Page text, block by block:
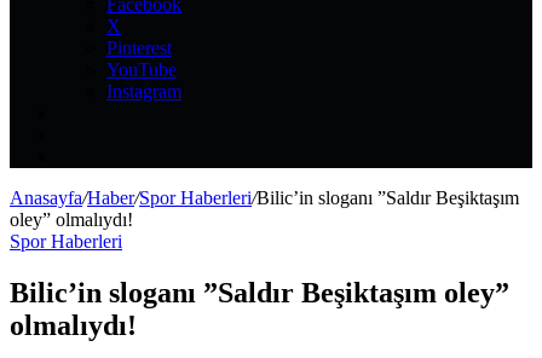
Facebook
X
Pinterest
YouTube
Instagram
Anasayfa/Haber/Spor Haberleri/Bilic’in sloganı ”Saldır Beşiktaşım
oley” olmalıydı!
Spor Haberleri
Bilic’in sloganı ”Saldır Beşiktaşım oley”
olmalıydı!